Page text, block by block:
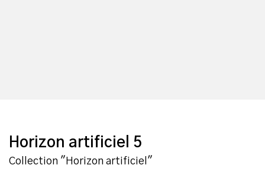
Horizon artificiel 5
Collection "Horizon artificiel"